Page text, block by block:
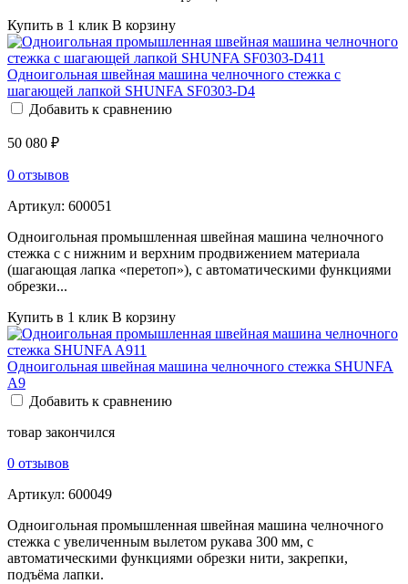
Купить в 1 клик В корзину
Одноигольная швейная машина челночного стежка c
шагающей лапкой SHUNFA SF0303-D4
Добавить к сравнению
50 080 ₽
0 отзывов
Артикул: 600051
Одноигольная промышленная швейная машина челночного
стежка с с нижним и верхним продвижением материала
(шагающая лапка «перетоп»), с автоматическими функциями
обрезки...
Купить в 1 клик В корзину
Одноигольная швейная машина челночного стежка SHUNFA
A9
Добавить к сравнению
товар закончился
0 отзывов
Артикул: 600049
Одноигольная промышленная швейная машина челночного
стежка с увеличенным вылетом рукава 300 мм, с
автоматическими функциями обрезки нити, закрепки,
подъёма лапки.